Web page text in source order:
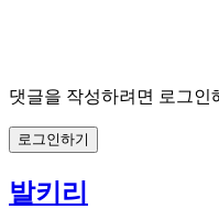
댓글을 작성하려면 로그인
로그인하기
발키리